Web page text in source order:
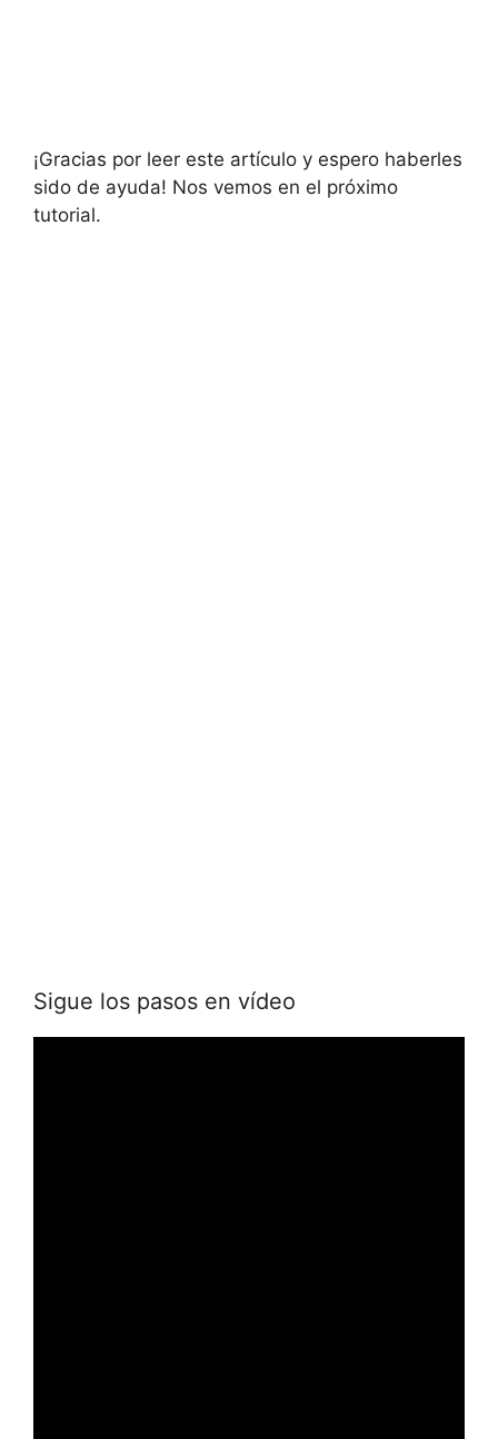
¡Gracias por leer este artículo y espero haberles
sido de ayuda! Nos vemos en el próximo
tutorial.
Sigue los pasos en vídeo